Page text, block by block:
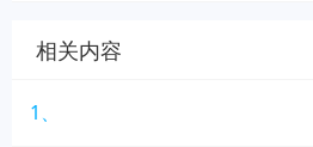
相关内容
1、